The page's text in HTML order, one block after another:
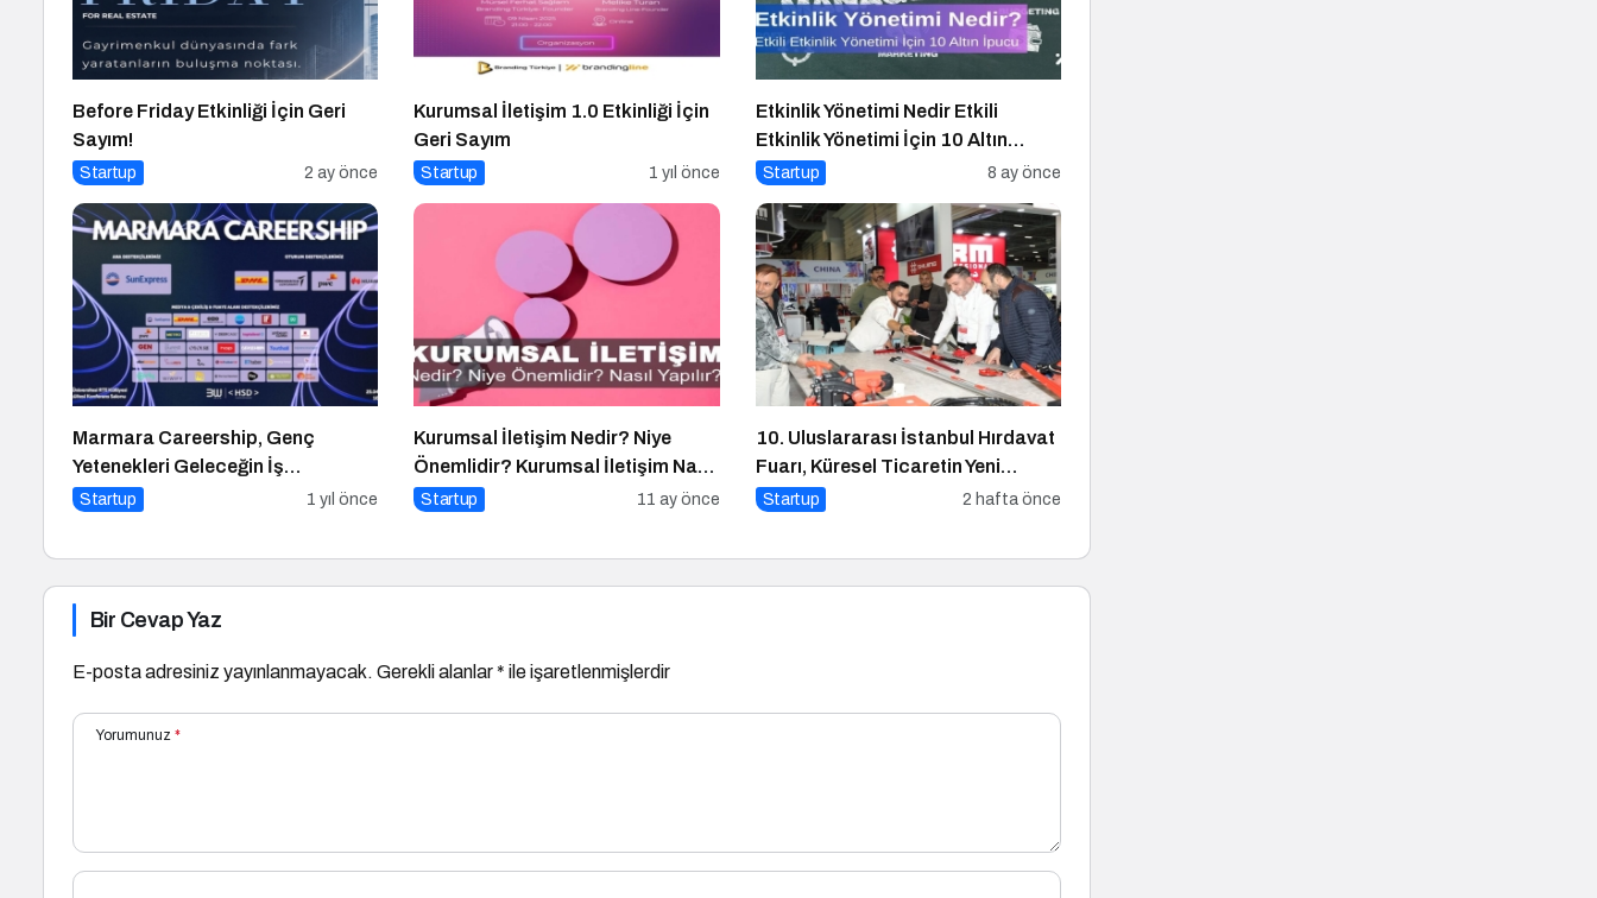
Before Friday Etkinliği İçin Geri
Sayım!
Startup 2 ay önce
Kurumsal İletişim 1.0 Etkinliği İçin
Geri Sayım
Startup 1 yıl önce
Etkinlik Yönetimi Nedir Etkili
Etkinlik Yönetimi İçin 10 Altın
İpucu
Startup 8 ay önce
Marmara Careership, Genç
Yetenekleri Geleceğin İş
Dünyasıyla Buluşturuyor!
Startup 1 yıl önce
Kurumsal İletişim Nedir? Niye
Önemlidir? Kurumsal İletişim Nasıl
Yapılır?
Startup 11 ay önce
10. Uluslararası İstanbul Hırdavat
Fuarı, Küresel Ticaretin Yeni
Merkezi Olmaya Hazırlanıyor
Startup 2 hafta önce
Bir Cevap Yaz
E-posta adresiniz yayınlanmayacak. Gerekli alanlar* ile işaretlenmişlerdir
Yorumunuz *